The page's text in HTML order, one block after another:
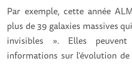
Par exemple, cette année
plus de 39 galaxies massives
invisibles ». Elles
informations sur l’évolution de